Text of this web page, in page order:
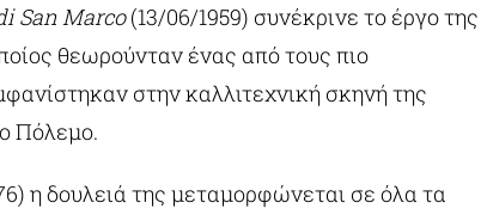
San Marco(13/06/1959) συνέκρινε το έργο της
θεωρούνταν ένας από τους πιο
στην καλλιτεχνική σκηνή της
Πόλεμο.
η δουλειά της μεταμορφώνεται σε όλα τα